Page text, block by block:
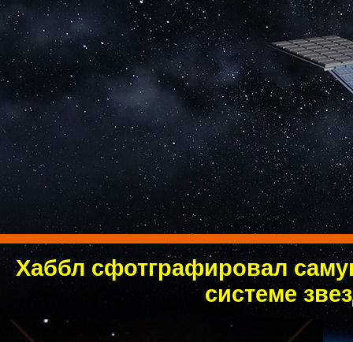
Хаббл сфотграфировал
системе